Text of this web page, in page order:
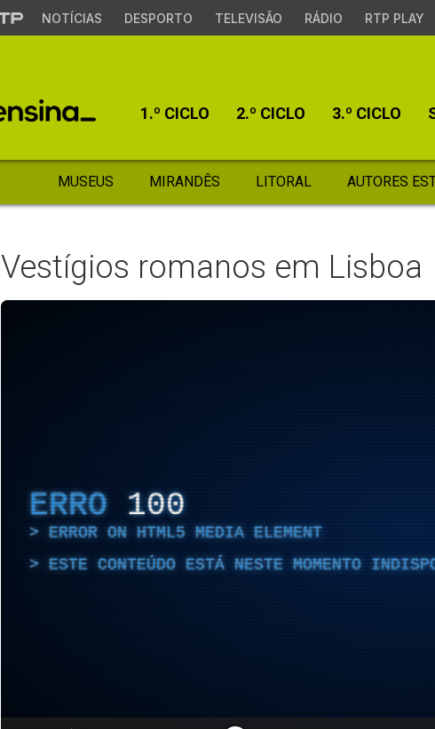
NOTÍCIAS DESPORTO TELEVISÃO RÁDIO RTP PLAY
1.º CICLO 2.º CICLO 3.º CICLO
MUSEUS MIRANDÊS LITORAL AUTORES
Vestígios romanos em Lisboa
ERRO 100
ERROR ON HTML5 MEDIA ELEMENT
ESTE CONTEÚDO ESTÁ NESTE MOMENTO